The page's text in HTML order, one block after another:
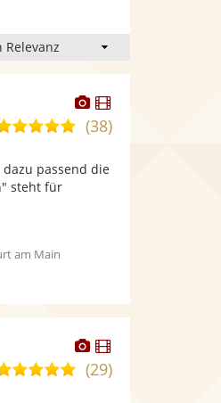
Dieser
Künstler
stellt
Fotos
bereit.
Dieser
Künstler
4,9
5
(38)
passend die
steht für
am Main
Dieser
Künstler
stellt
Dieser
Künstler
5,0(29)